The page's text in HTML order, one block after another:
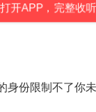
打开APP，完整收听